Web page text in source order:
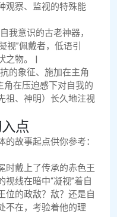
观察、监视的特殊能
我意识的古老神器，
视”佩戴者，低语引
之物。 |
的象征、施加在主角
角在压迫感下对自我的
祖、神明）长久地注视
点
故事起点供你参考：
时戴上了传承的赤色王
线在暗中“凝视”着自
位的政敌？敌？还是自
不在，考验着他的理